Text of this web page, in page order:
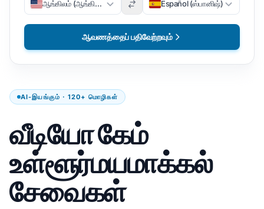
AI-இயங்கும் · 120+ மொழிகள்
வீடியோ கேம்
உள்ளூர்மயமாக்கல்
சேவைகள்
ஆங்கிலம் (ஆங்கிலம்) Español (ஸ்பானிஷ்)
ஆவணத்தைப் பதிவேற்றவும்